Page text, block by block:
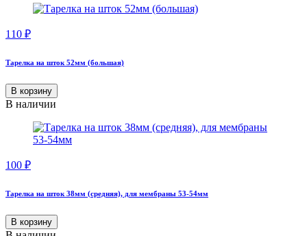
110 ₽
Тарелка на шток 52мм (большая)
В корзину
В наличии
100 ₽
Тарелка на шток 38мм (средняя), для мембраны 53-54мм
В корзину